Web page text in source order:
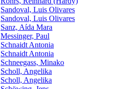
Sandoval, Luis Olivares
Sandoval, Luis Olivares
Sanz, Aída Mara
Messinger, Paul
Schnaidt Antonia
Schnaidt Antonia
Schneegass, Minako
Scholl, Angelika
Scholl, Angelika